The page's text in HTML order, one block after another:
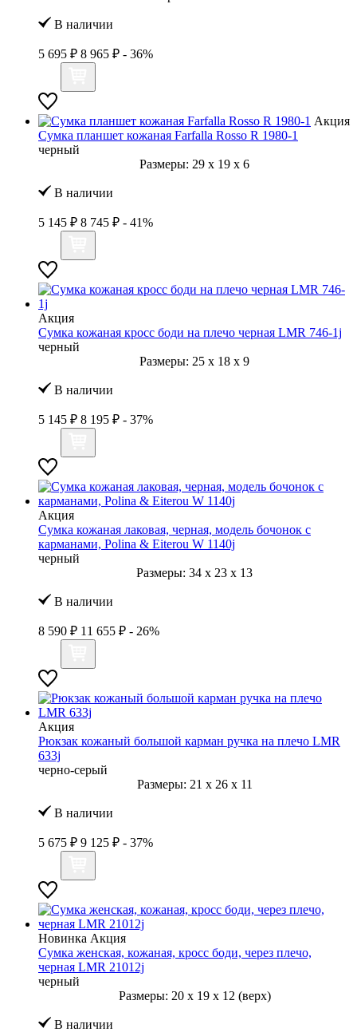
В наличии
5 695 ₽ 8 965 ₽ - 36%
Акция
Сумка планшет кожаная Farfalla Rosso R 1980-1
черный
Размеры: 29 x 19 x 6
В наличии
5 145 ₽ 8 745 ₽ - 41%
Акция
Сумка кожаная кросс боди на плечо черная LMR 746-1j
черный
Размеры: 25 x 18 x 9
В наличии
5 145 ₽ 8 195 ₽ - 37%
Акция
Сумка кожаная лаковая, черная, модель бочонок с
карманами, Polina & Eiterou W 1140j
черный
Размеры: 34 x 23 x 13
В наличии
8 590 ₽ 11 655 ₽ - 26%
Акция
Рюкзак кожаный большой карман ручка на плечо LMR
633j
черно-серый
Размеры: 21 x 26 x 11
В наличии
5 675 ₽ 9 125 ₽ - 37%
Новинка Акция
Сумка женская, кожаная, кросс боди, через плечо,
черная LMR 21012j
черный
Размеры: 20 x 19 x 12 (верх)
В наличии